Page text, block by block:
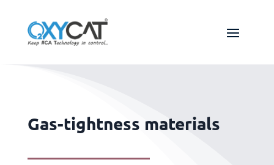
Gas-tightness materials